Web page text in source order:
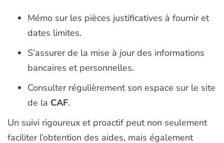
Mémo sur les pièces justificatives à fournir et
dates limites.
S’assurer de la mise à jour des informations
bancaires et personnelles.
Consulter régulièrement son espace sur le site
de la CAF.
Un suivi rigoureux et proactif peut non seulement
faciliter l’obtention des aides, mais également